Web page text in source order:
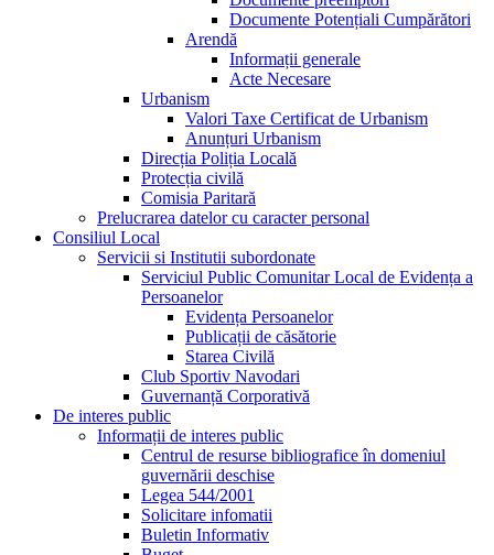
Documente Potențiali Cumpărători
Arendă
Informații generale
Acte Necesare
Urbanism
Valori Taxe Certificat de Urbanism
Anunțuri Urbanism
Direcția Poliția Locală
Protecția civilă
Comisia Paritară
Prelucrarea datelor cu caracter personal
Consiliul Local
Servicii si Institutii subordonate
Serviciul Public Comunitar Local de Evidența a
Persoanelor
Evidența Persoanelor
Publicații de căsătorie
Starea Civilă
Club Sportiv Navodari
Guvernanță Corporativă
De interes public
Informații de interes public
Centrul de resurse bibliografice în domeniul
guvernării deschise
Legea 544/2001
Solicitare infomatii
Buletin Informativ